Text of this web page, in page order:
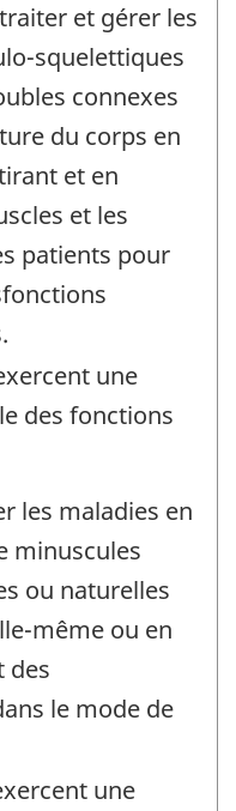
et gérer les
squelettiques
connexes
du corps en
et en
et les
patients pour
une
des fonctions
les maladies en
minuscules
ou naturelles
même ou en
des
le mode de
une